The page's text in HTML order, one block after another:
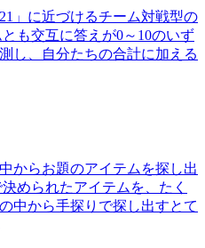
」に近づけるチーム対戦型の
も交互に答えが0～10のいず
し、自分たちの合計に加える
からお題のアイテムを探し出
められたアイテムを、たく
中から手探りで探し出すとて